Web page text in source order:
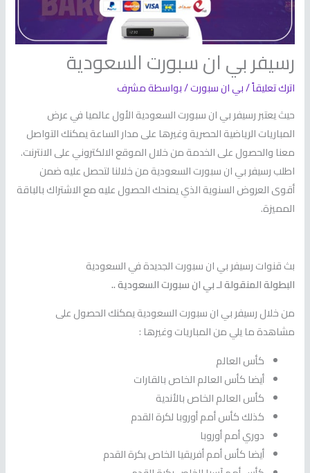
رسيفر بي ان سبورت السعودية
اترك تعليقاً/بي ان سبورت/ بواسطةمشرف
حيث يعتبر رسيفر بي ان سبورت السعودية الأول عالميا في عرض
المباريات الرياضية الحصرية وغيرها على مدار الساعة يمكنك التواصل
معنا والحصول على الخدمة من خلال الموقع الالكتروني على الانترنت.
اطلب رسيفر بي ان سبورت السعودية من خلالنا لتحصل عليه ضمن
أقوى العروض السنوية الذي يمنحك الحصول عليه مع الاشتراك بالباقة
المميزة.
بث قنوات رسيفر بي ان سبورت الجديدة في السعودية
البطولة المنقولة لـ بي ان سبورت السعودية ..
من خلال رسيفر بي ان سبورت السعودية يمكنك الحصول على
مشاهدة ما يلي من المباريات وغيرها :
كأس العالم
أيضا كأس العالم الخاص بالقارات
كأس العالم الخاص بالأندية
كذلك كأس أمم أوروبا لكرة القدم
دوري أمم أوروبا
أيضا كأس أمم أفريقيا الخاص بكرة القدم